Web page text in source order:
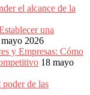
el alcance de la
una
2026
y Empresas: Cómo
18 mayo
de las